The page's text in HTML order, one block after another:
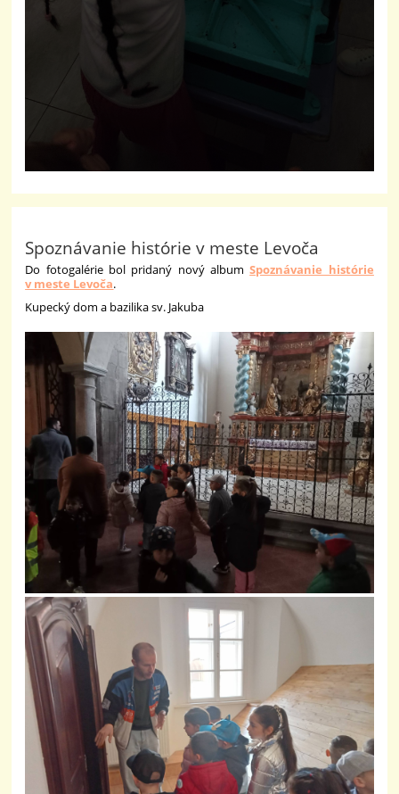
Spoznávanie histórie v meste Levoča
Do fotogalérie bol pridaný nový albumSpoznávanie histórie
v meste Levoča.
Kupecký dom a bazilika sv. Jakuba